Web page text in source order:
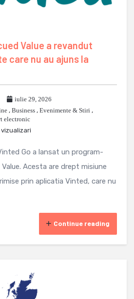
Value a revandut
care nu au ajuns la
iulie 29, 2026
, Business , Evenimente & Stiri ,
electronic
vizualizari
Go a lansat un program-
Acesta are drept misiune
prin aplicatia Vinted, care nu
Continue reading